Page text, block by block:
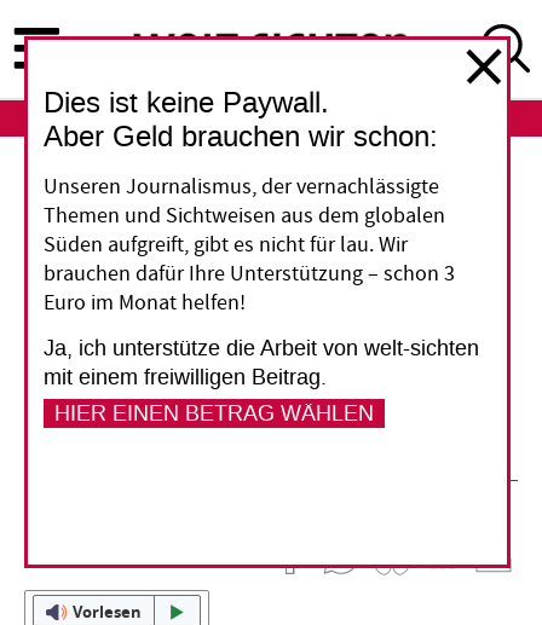
zum
Inhalt
ABO
Das Trugbild von der Mittelklasse
In Schwellenländern wie Indien, Brasilien oder
China wächst die Mittelschicht. Doch macht
mehr Wohlstand die Menschen automatisch zu
Anhängern von Demokratie und
Marktwirtschaft? Wohl kaum. Das trifft nicht
einmal auf die Geschichte Europas zu.
Vorlesen
Dies ist keine Paywall.
Aber Geld brauchen wir schon:
Unseren Journalismus, der vernachlässigte
Themen und Sichtweisen aus dem globalen
Süden aufgreift, gibt es nicht für lau. Wir
brauchen dafür Ihre Unterstützung – schon 3
Euro im Monat helfen!
Ja, ich unterstütze die Arbeit von welt-sichten
mit einem freiwilligen Beitrag.
HIER EINEN BETRAG WÄHLEN